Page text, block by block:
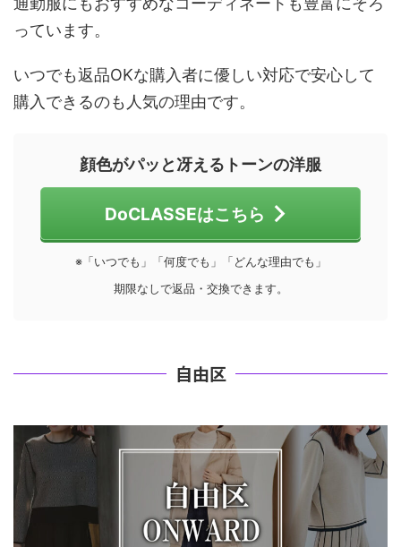
っています。
いつでも返品OKな購入者に優しい対応で安心して
購入できるのも人気の理由です。
顔色がパッと冴えるトーンの洋服
DoCLASSEはこちら
※「いつでも」「何度でも」「どんな理由でも」
期限なしで返品・交換できます。
自由区